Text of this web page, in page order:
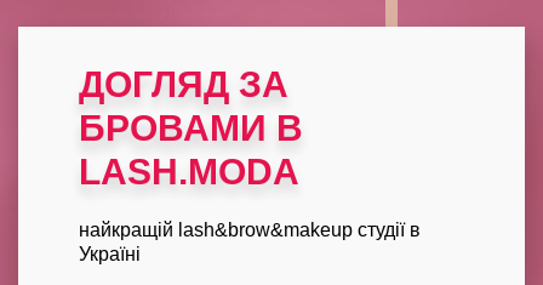
ДОГЛЯД ЗА
БРОВАМИ В
LASH.MODA
найкращій lash&brow&makeup студії в
Україні